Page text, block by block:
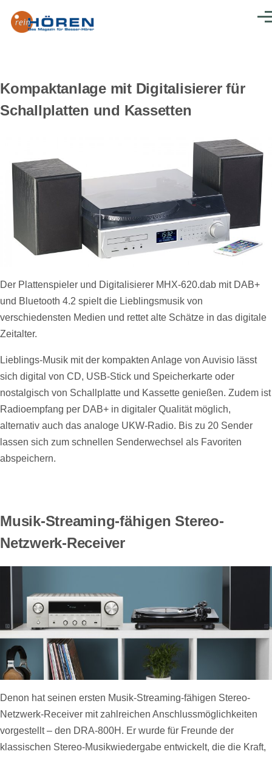
Kompaktanlage mit Digitalisierer für
Schallplatten und Kassetten
Der Plattenspieler und Digitalisierer MHX-620.dab mit DAB+
und Bluetooth 4.2 spielt die Lieblingsmusik von
verschiedensten Medien und rettet alte Schätze in das digitale
Zeitalter.
Lieblings-Musik mit der kompakten Anlage von Auvisio lässt
sich digital von CD, USB-Stick und Speicherkarte oder
nostalgisch von Schallplatte und Kassette genießen. Zudem ist
Radioempfang per DAB+ in digitaler Qualität möglich,
alternativ auch das analoge UKW-Radio. Bis zu 20 Sender
lassen sich zum schnellen Senderwechsel als Favoriten
abspeichern.
Musik-Streaming-fähigen Stereo-
Netzwerk-Receiver
Denon hat seinen ersten Musik-Streaming-fähigen Stereo-
Netzwerk-Receiver mit zahlreichen Anschlussmöglichkeiten
vorgestellt – den DRA-800H. Er wurde für Freunde der
klassischen Stereo-Musikwiedergabe entwickelt, die die Kraft,